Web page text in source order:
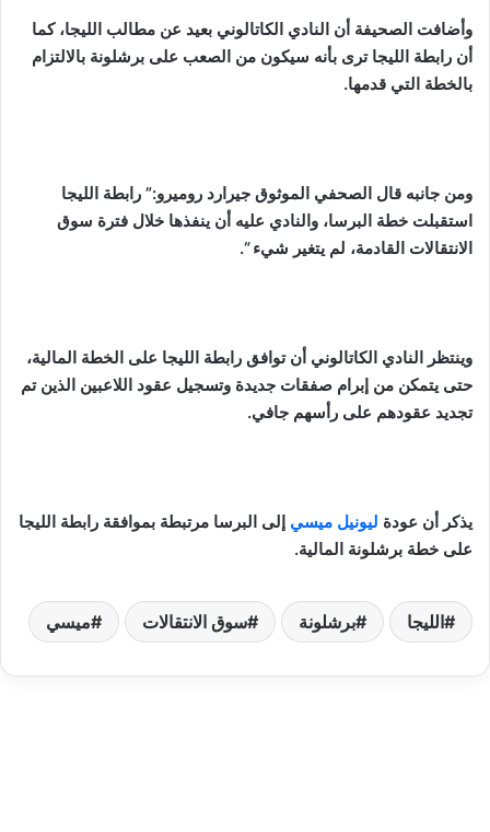
وأضافت الصحيفة أن النادي الكاتالوني بعيد عن مطالب الليجا، كما
أن رابطة الليجا ترى بأنه سيكون من الصعب على برشلونة بالالتزام
بالخطة التي قدمها.
ومن جانبه قال الصحفي الموثوق جيرارد روميرو:” رابطة الليجا
استقبلت خطة البرسا، والنادي عليه أن ينفذها خلال فترة سوق
الانتقالات القادمة، لم يتغير شيء “.
وينتظر النادي الكاتالوني أن توافق رابطة الليجا على الخطة المالية،
حتى يتمكن من إبرام صفقات جديدة وتسجيل عقود اللاعبين الذين تم
تجديد عقودهم على رأسهم جافي.
يذكر أن عودة ليونيل ميسي إلى البرسا مرتبطة بموافقة رابطة الليجا
على خطة برشلونة المالية.
الليجا برشلونة سوق الانتقالات ميسي